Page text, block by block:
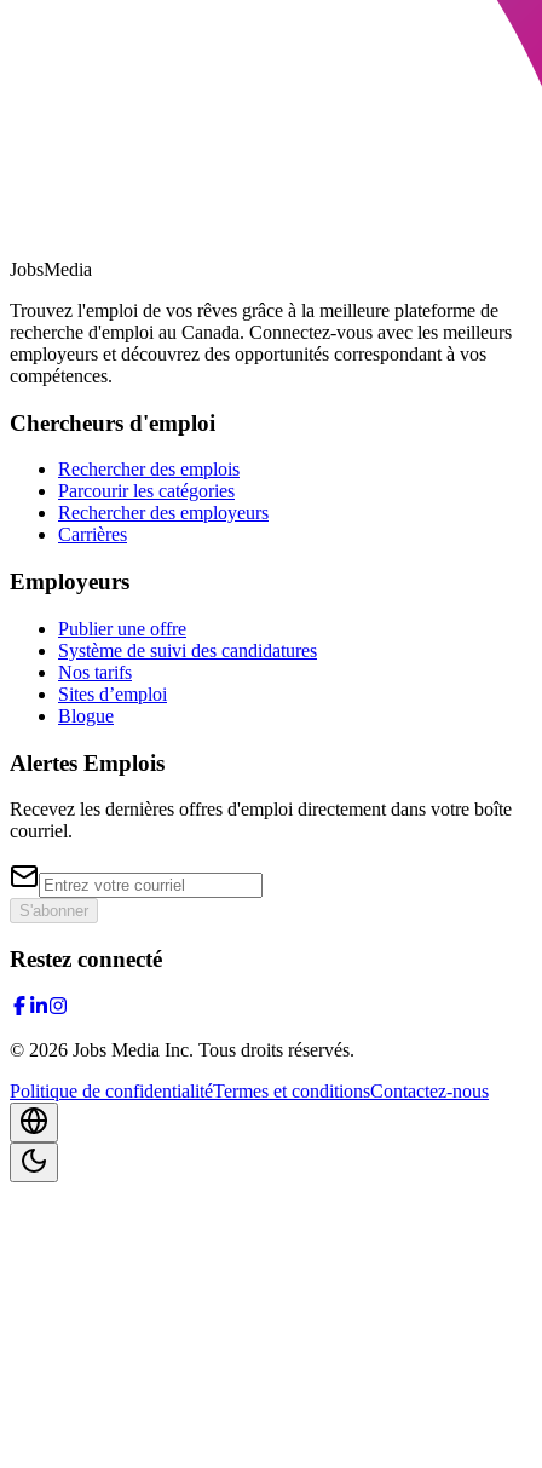
JobsMedia
Trouvez l'emploi de vos rêves grâce à la meilleure plateforme de
recherche d'emploi au Canada. Connectez-vous avec les meilleurs
employeurs et découvrez des opportunités correspondant à vos
compétences.
Chercheurs d'emploi
Rechercher des emplois
Parcourir les catégories
Rechercher des employeurs
Carrières
Employeurs
Publier une offre
Système de suivi des candidatures
Nos tarifs
Sites d’emploi
Blogue
Alertes Emplois
Recevez les dernières offres d'emploi directement dans votre boîte
courriel.
S'abonner
Restez connecté
© 2026 Jobs Media Inc. Tous droits réservés.
Politique de confidentialitéTermes et conditionsContactez-nous